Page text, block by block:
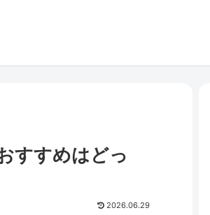
すすめはどっ
2026.06.29